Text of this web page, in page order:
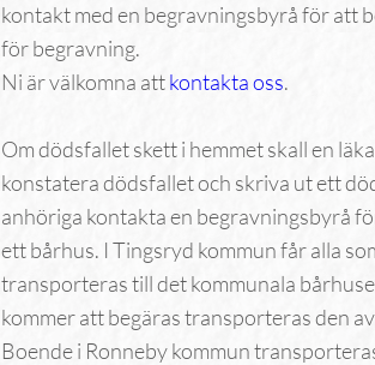
kontakt med en begravningsbyrå för att
för begravning.
Ni är välkomna attkontakta oss.
Om dödsfallet skett i hemmet skall en
konstatera dödsfallet och skriva ut ett
anhöriga kontakta en begravningsbyrå
ett bårhus. I Tingsryd kommun får alla
transporteras till det kommunala
kommer att begäras transporteras den
Boende i Ronneby kommun